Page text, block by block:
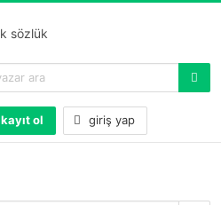
kayıt ol giriş yap